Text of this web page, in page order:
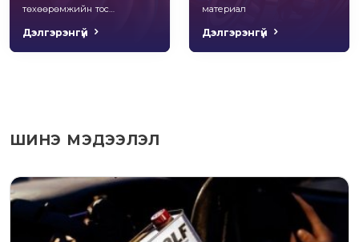
төхөөрөмжийн тос
Дэлгэрэнгүй
материал
Дэлгэрэнгүй
ШИНЭ МЭДЭЭЛЭЛ